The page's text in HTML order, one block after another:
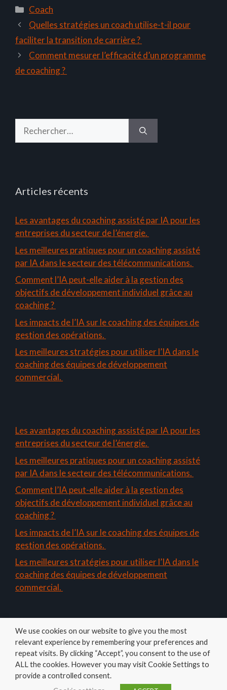
Catégories
Coach
Quelles stratégies un coach utilise-t-il pour
faciliter la transition de carrière ?
Comment mesurer l’efficacité d’un programme
de coaching ?
Articles récents
Les avantages du coaching assisté par IA pour les
entreprises du secteur de l’énergie.
Les meilleures pratiques pour un coaching assisté
par IA dans le secteur des télécommunications.
Comment l’IA peut-elle aider à la gestion des
objectifs de développement individuel grâce au
coaching ?
Les impacts de l’IA sur le coaching des équipes de
gestion des opérations.
Les meilleures stratégies pour utiliser l’IA dans le
coaching des équipes de développement
commercial.
Les avantages du coaching assisté par IA pour les
entreprises du secteur de l’énergie.
Les meilleures pratiques pour un coaching assisté
par IA dans le secteur des télécommunications.
Comment l’IA peut-elle aider à la gestion des
objectifs de développement individuel grâce au
coaching ?
Les impacts de l’IA sur le coaching des équipes de
gestion des opérations.
Les meilleures stratégies pour utiliser l’IA dans le
coaching des équipes de développement
commercial.
Amelys
We use cookies on our website to give you the most
relevant experience by remembering your preferences and
repeat visits. By clicking “Accept”, you consent to the use of
ALL the cookies. However you may visit Cookie Settings to
provide a controlled consent.